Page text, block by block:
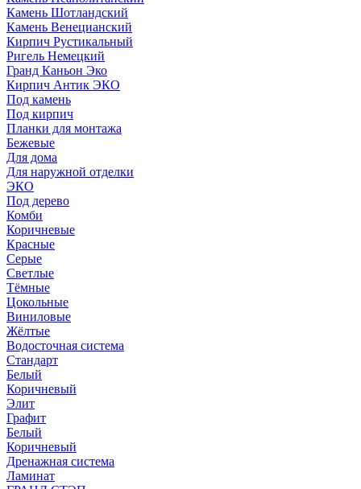
Камень Шотландский
Камень Венецианский
Кирпич Рустикальный
Ригель Немецкий
Гранд Каньон Эко
Кирпич Антик ЭКО
Под камень
Под кирпич
Планки для монтажа
Бежевые
Для дома
Для наружной отделки
ЭКO
Под дерево
Комби
Коричневые
Красные
Серые
Светлые
Тёмные
Цокольные
Виниловые
Жёлтые
Водосточная система
Стандарт
Белый
Коричневый
Элит
Графит
Белый
Коричневый
Дренажная система
Ламинат